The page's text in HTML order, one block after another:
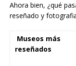
Ahora bien, ¿qué
reseñado y
️ Museos más
reseñados